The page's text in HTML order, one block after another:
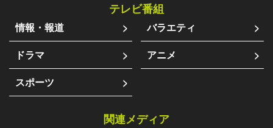
テレビ番組
情報・報道
バラエティ
ドラマ
アニメ
スポーツ
関連メディア